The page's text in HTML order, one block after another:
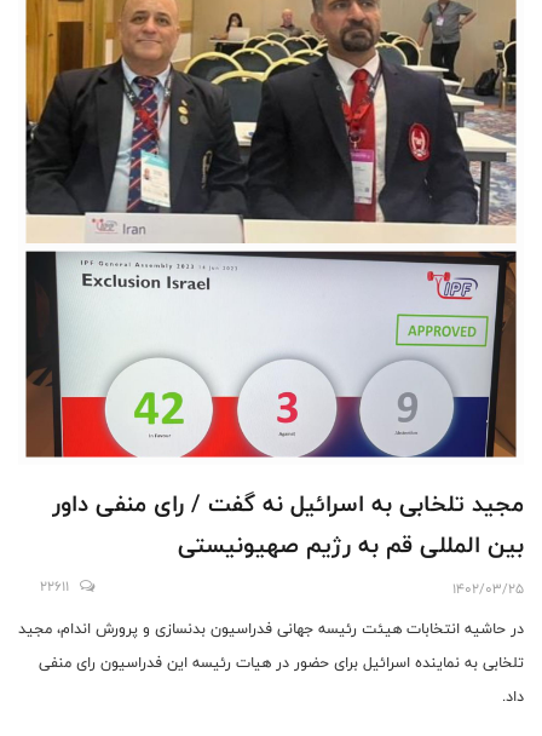
مجید تلخابی به اسرائیل نه گفت / رای منفی داور
بین المللی قم به رژیم صهیونیستی
1402/03/25
22611
در حاشیه انتخابات هیئت رئیسه جهانی فدراسیون بدنسازی و پرورش اندام، مجید
تلخابی به نماینده اسرائیل برای حضور در هیات رئیسه این فدراسیون رای منفی
داد.